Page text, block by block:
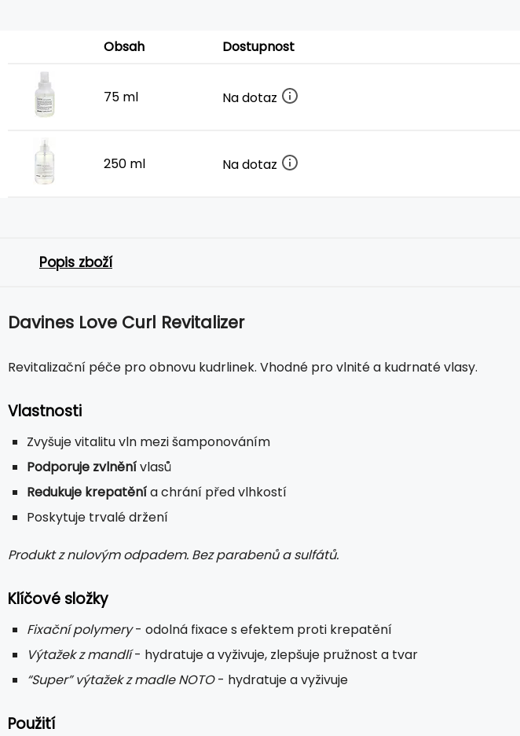
Obsah Dostupnost
75 ml Na dotaz
250 ml Na dotaz
Popis zboží
Davines Love Curl Revitalizer
Revitalizační péče pro obnovu kudrlinek. Vhodné pro vlnité a kudrnaté vlasy.
Vlastnosti
Zvyšuje vitalitu vln mezi šamponováním
Podporuje zvlněnívlasů
Redukuje krepatěnía chrání před vlhkostí
Poskytuje trvalé držení
Produkt z nulovým odpadem. Bez parabenů a sulfátů.
Klíčové složky
Fixační polymery- odolná fixace s efektem proti krepatění
Výtažek z mandlí- hydratuje a vyživuje, zlepšuje pružnost a tvar
“Super” výtažek z madle NOTO- hydratuje a vyživuje
Použití